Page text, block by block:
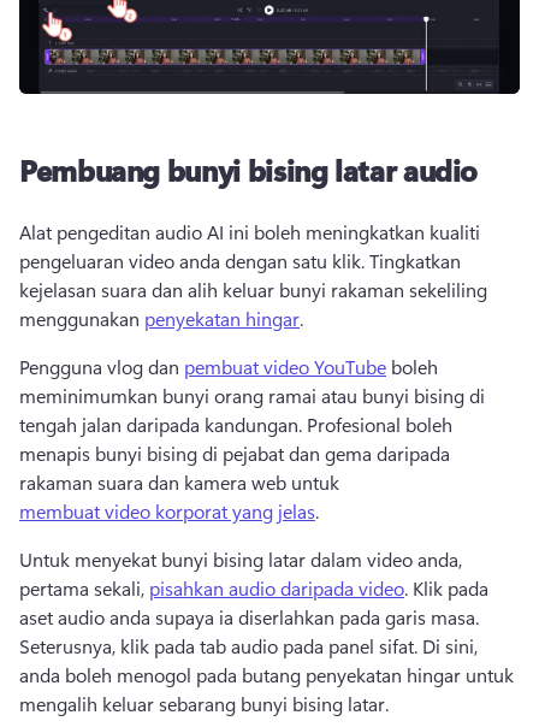
Pembuang bunyi bising latar audio
Alat pengeditan audio AI ini boleh meningkatkan kualiti
pengeluaran video anda dengan satu klik. Tingkatkan
kejelasan suara dan alih keluar bunyi rakaman sekeliling
menggunakan penyekatan hingar.
Pengguna vlog dan pembuat video YouTube boleh
meminimumkan bunyi orang ramai atau bunyi bising di
tengah jalan daripada kandungan. Profesional boleh
menapis bunyi bising di pejabat dan gema daripada
rakaman suara dan kamera web untuk
membuat video korporat yang jelas.
Untuk menyekat bunyi bising latar dalam video anda,
pertama sekali, pisahkan audio daripada video. Klik pada
aset audio anda supaya ia diserlahkan pada garis masa.
Seterusnya, klik pada tab audio pada panel sifat. Di sini,
anda boleh menogol pada butang penyekatan hingar untuk
mengalih keluar sebarang bunyi bising latar.